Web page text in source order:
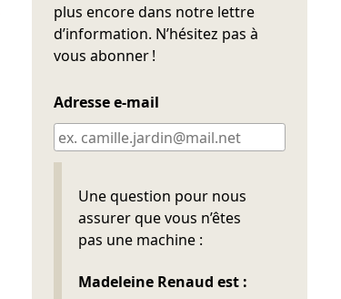
plus encore dans notre lettre
d’information. N’hésitez pas à
vous abonner !
Adresse e-mail
Une question pour nous
assurer que vous n’êtes
pas une machine :
Madeleine Renaud est :
Ne pas remplir